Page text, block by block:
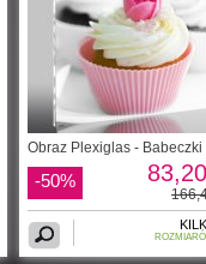
Obraz Plexiglas - Babeczki
-50%